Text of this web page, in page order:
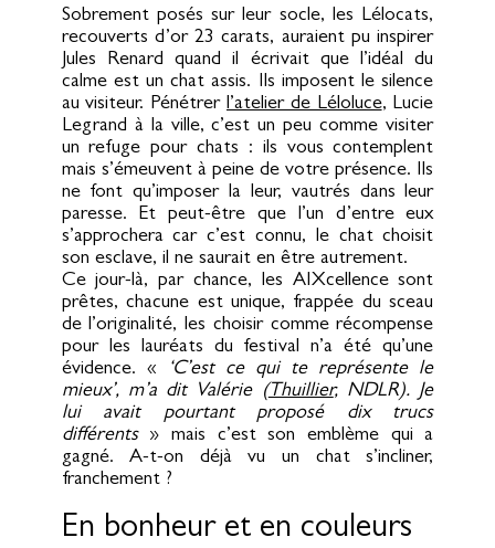
Sobrement posés sur leur socle, les Lélocats,
recouverts d’or 23 carats, auraient pu inspirer
Jules Renard quand il écrivait que l’idéal du
calme est un chat assis. Ils imposent le silence
au visiteur. Pénétrer l’atelier de Léloluce, Lucie
Legrand à la ville, c’est un peu comme visiter
un refuge pour chats : ils vous contemplent
mais s’émeuvent à peine de votre présence. Ils
ne font qu’imposer la leur, vautrés dans leur
paresse. Et peut-être que l’un d’entre eux
s’approchera car c’est connu, le chat choisit
son esclave, il ne saurait en être autrement.
Ce jour-là, par chance, les AIXcellence sont
prêtes, chacune est unique, frappée du sceau
de l’originalité, les choisir comme récompense
pour les lauréats du festival n’a été qu’une
évidence. «
‘C’est ce qui te représente le
mieux’, m’a dit Valérie (Thuillier, NDLR). Je
lui avait pourtant proposé dix trucs
différents» mais c’est son emblème qui a
gagné. A-t-on déjà vu un chat s’incliner,
franchement ?
En bonheur et en couleurs